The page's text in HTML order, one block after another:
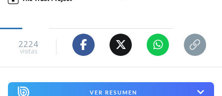
2224
visitas
VER RESUMEN